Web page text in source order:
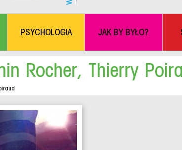
PSYCHOLOGIA JAK BY BYŁO?
Rocher, Thierry